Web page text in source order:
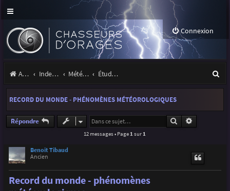
Connexion
Accueil Index du forum Météo et climatologie des orages Étude de phénomènes orageux
e
RECORD DU MONDE - PHÉNOMÈNES MÉTÉOROLOGIQUES
Répondre Rechercher
12 messages • Page 1 sur 1
Benoit Tibaud
Ancien
Record du monde - phénomènes